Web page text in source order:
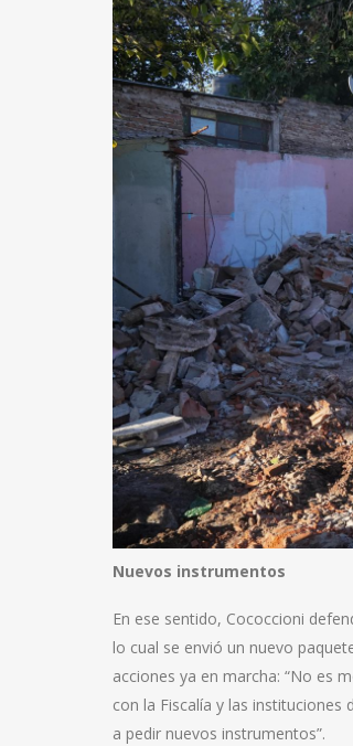
Nuevos instrumentos
En ese sentido, Cococcioni
lo cual se envió un nuevo
acciones ya en marcha: “No es
con la Fiscalía y las
a pedir nuevos instrumentos”.